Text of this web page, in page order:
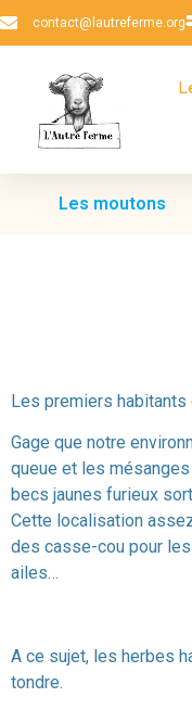
contact@lautreferme.org
Les moutons
Les premiers
Gage que notre
queue et les
becs jaunes furieux
Cette localisation
des casse-cou pour
ailes…
A ce sujet, les herbes
tondre.